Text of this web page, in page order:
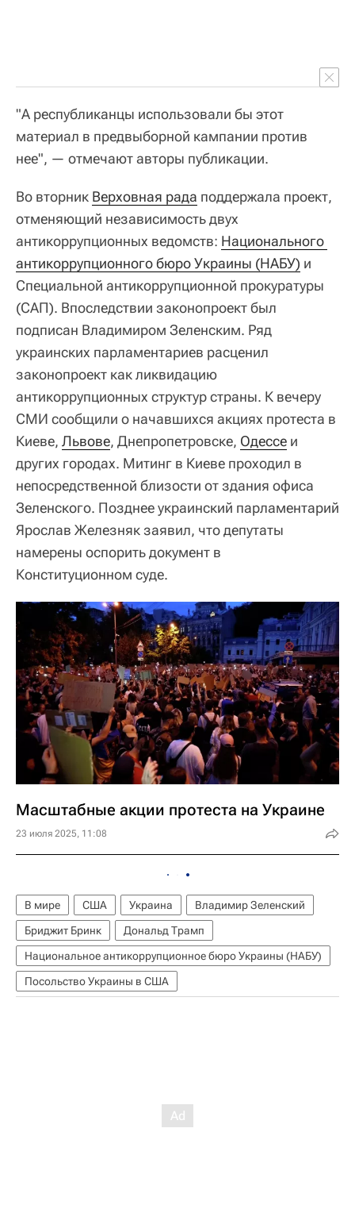
"А республиканцы использовали бы этот
материал в предвыборной кампании против
нее", — отмечают авторы публикации.
Во вторник Верховная рада поддержала проект,
отменяющий независимость двух
антикоррупционных ведомств: Национального
антикоррупционного бюро Украины (НАБУ) и
Специальной антикоррупционной прокуратуры
(САП). Впоследствии законопроект был
подписан Владимиром Зеленским. Ряд
украинских парламентариев расценил
законопроект как ликвидацию
антикоррупционных структур страны. К вечеру
СМИ сообщили о начавшихся акциях протеста в
Киеве, Львове, Днепропетровске, Одессе и
других городах. Митинг в Киеве проходил в
непосредственной близости от здания офиса
Зеленского. Позднее украинский парламентарий
Ярослав Железняк заявил, что депутаты
намерены оспорить документ в
Конституционном суде.
Масштабные акции протеста на Украине
23 июля 2025, 11:08
В мире США Украина
Владимир Зеленский
Бриджит Бринк
Дональд Трамп
Национальное антикоррупционное бюро Украины (НАБУ)
Посольство Украины в США